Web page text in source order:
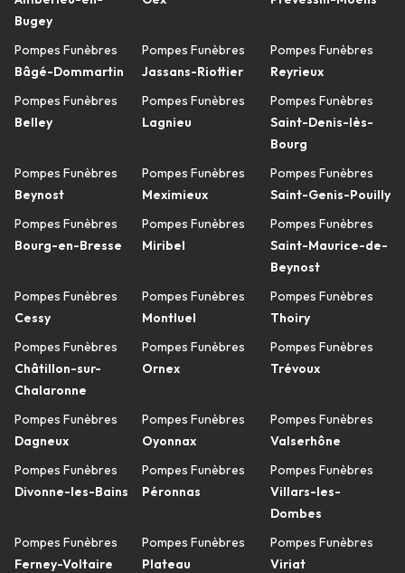
Bugey
Pompes Funèbres
Bâgé-Dommartin
Pompes Funèbres
Belley
Pompes Funèbres
Beynost
Pompes Funèbres
Bourg-en-Bresse
Pompes Funèbres
Cessy
Pompes Funèbres
Châtillon-sur-
Chalaronne
Pompes Funèbres
Dagneux
Pompes Funèbres
Divonne-les-Bains
Pompes Funèbres
Ferney-Voltaire
Pompes Funèbres
Jassans-Riottier
Pompes Funèbres
Lagnieu
Pompes Funèbres
Meximieux
Pompes Funèbres
Miribel
Pompes Funèbres
Montluel
Pompes Funèbres
Ornex
Pompes Funèbres
Oyonnax
Pompes Funèbres
Péronnas
Pompes Funèbres
Plateau
Pompes Funèbres
Reyrieux
Pompes Funèbres
Saint-Denis-lès-
Bourg
Pompes Funèbres
Saint-Genis-Pouilly
Pompes Funèbres
Saint-Maurice-de-
Beynost
Pompes Funèbres
Thoiry
Pompes Funèbres
Trévoux
Pompes Funèbres
Valserhône
Pompes Funèbres
Villars-les-
Dombes
Pompes Funèbres
Viriat